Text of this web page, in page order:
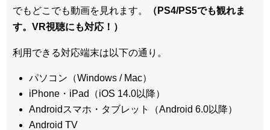
でもどこでも動画を見れます。
（PS4/PS5でも観れま
す。VR視聴にも対応！）
利用できる対応端末は以下の通り。
パソコン（Windows / Mac）
iPhone・iPad（iOS 14.0以降）
Androidスマホ・タブレット（Android 6.0以降）
Android TV